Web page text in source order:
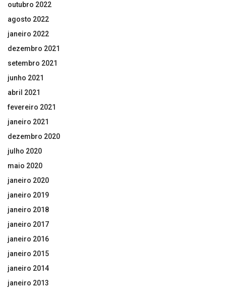
outubro 2022
agosto 2022
janeiro 2022
dezembro 2021
setembro 2021
junho 2021
abril 2021
fevereiro 2021
janeiro 2021
dezembro 2020
julho 2020
maio 2020
janeiro 2020
janeiro 2019
janeiro 2018
janeiro 2017
janeiro 2016
janeiro 2015
janeiro 2014
janeiro 2013